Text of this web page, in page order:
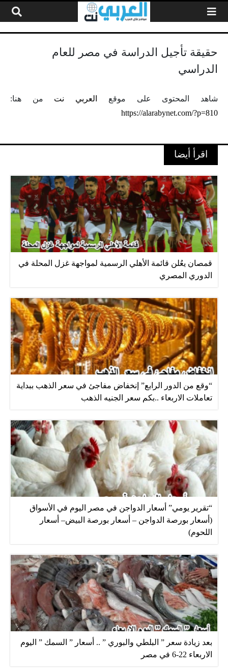
حقيقة تأجيل الدراسة في مصر للعام
الدراسي
شاهد المحتوى على موقع العربي نت من هنا:
https://alarabynet.com/?p=810
اقرأ أيضا
قمصان يعُلن قائمة الأهلي الرسمية لمواجهة غزل المحلة في
الدوري المصري
“وقع من الدور الرابع” إنخفاض مفاجئ في سعر الذهب ببداية
تعاملات الاربعاء ..بكم سعر الجنيه الذهب
“تقرير يومي” أسعار الدواجن في مصر اليوم في الأسواق
(أسعار بورصة الدواجن – أسعار بورصة البيض– أسعار
اللحوم)
بعد زيادة سعر ” البلطي والبوري ” .. أسعار ” السمك ” اليوم
الاربعاء 22-6 في مصر